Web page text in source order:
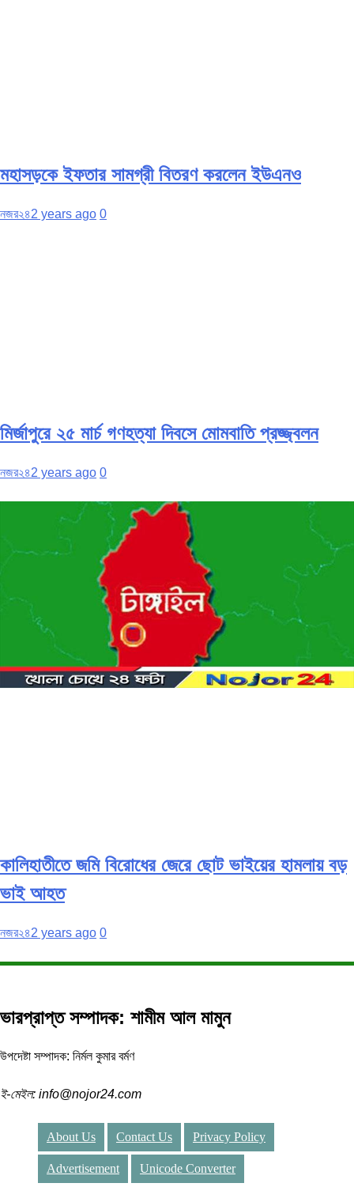
মহাসড়কে ইফতার সামগ্রী বিতরণ করলেন ইউএনও
নজর২৪2 years ago 0
মির্জাপুরে ২৫ মার্চ গণহত্যা দিবসে মোমবাতি প্রজ্জ্বলন
নজর২৪2 years ago 0
কালিহাতীতে জমি বিরোধের জেরে ছোট ভাইয়ের হামলায় বড়
ভাই আহত
নজর২৪2 years ago 0
ভারপ্রাপ্ত সম্পাদক: শামীম আল মামুন
উপদেষ্টা সম্পাদক: নির্মল কুমার বর্মণ
ই-মেইল: info@nojor24.com
About Us Contact Us Privacy Policy
Advertisement Unicode Converter